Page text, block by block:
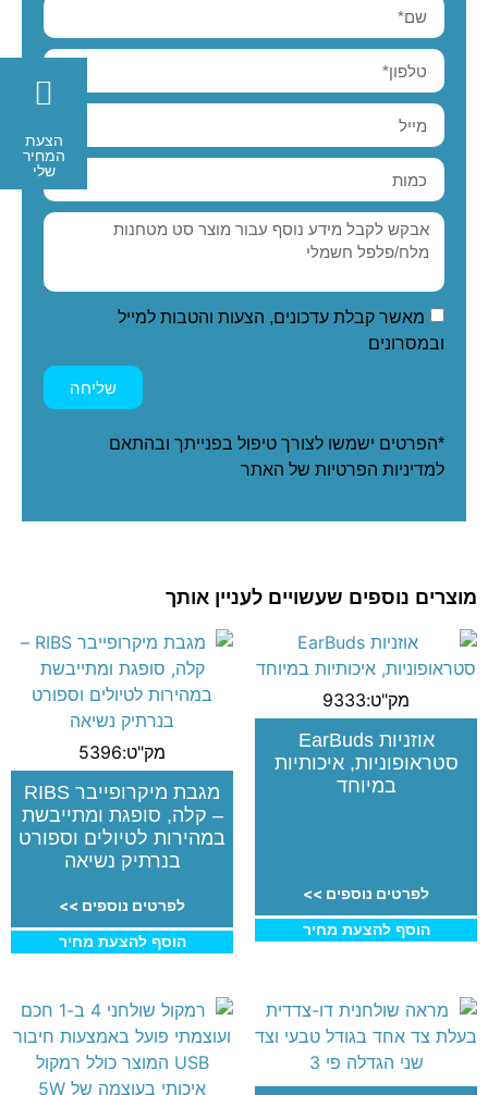
מאשר קבלת עדכונים, הצעות והטבות למייל
ובמסרונים
שליחה
*הפרטים ישמשו לצורך טיפול בפנייתך ובהתאם
למדיניות הפרטיות של האתר
מוצרים נוספים שעשויים לעניין אותך
מק"ט:9333
אוזניות EarBuds
סטראופוניות, איכותיות
במיוחד
לפרטים נוספים >>
הוסף להצעת מחיר
מק"ט:5396
מגבת מיקרופייבר RIBS
– קלה, סופגת ומתייבשת
במהירות לטיולים וספורט
בנרתיק נשיאה
לפרטים נוספים >>
הוסף להצעת מחיר
הצעת
המחיר
שלי